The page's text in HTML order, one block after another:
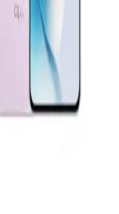
tasarım,
güncel
ve Teknik
ve model seçiminde
bilgiler içerir.